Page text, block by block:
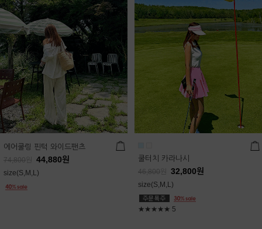
에어쿨링 핀턱 와이드팬츠
74,800 44,880원
size(S,M,L)
쿨터치 카라나시
46,800 32,800원
size(S,M,L)
★★★★★ 5